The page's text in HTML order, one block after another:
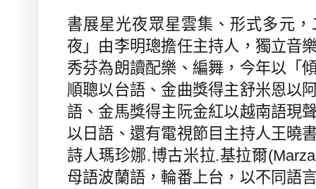
書展星光夜眾星雲集、形式多元
夜」由李明璁擔任主持人，獨立音
秀芬為朗讀配樂、編舞，今年以「
順聰以台語、金曲獎得主舒米恩以
語、金馬獎得主阮金紅以越南語現
以日語、還有電視節目主持人王曉
詩人瑪珍娜.博古米拉.基拉爾
母語波蘭語，輪番上台，以不同語